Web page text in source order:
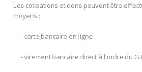
Les cotisations et dons peuvent être
moyens :
- carte bancaire en ligne
- virement bancaire direct à l'ordre du